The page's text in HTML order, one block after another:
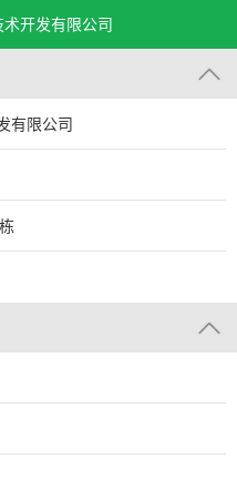
开发有限公司
有限公司